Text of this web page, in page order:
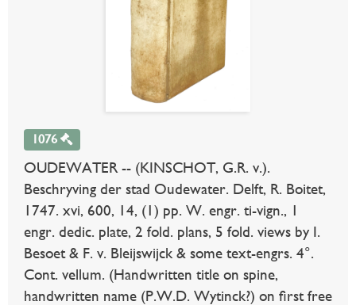
1076
OUDEWATER -- (KINSCHOT, G.R. v.).
Beschryving der stad Oudewater. Delft, R. Boitet,
1747. xvi, 600, 14, (1) pp. W. engr. ti-vign., 1
engr. dedic. plate, 2 fold. plans, 5 fold. views by I.
Besoet & F. v. Bleijswijck & some text-engrs. 4°.
Cont. vellum. (Handwritten title on spine,
handwritten name (P.W.D. Wytinck?) on first free